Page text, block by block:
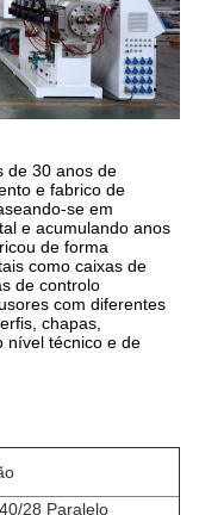
de 30 anos de
e fabrico de
se em
e acumulando anos
de forma
como caixas de
de controlo
com diferentes
chapas,
nível técnico e de
28 Paralelo